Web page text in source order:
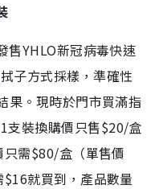
售YHLO新冠病毒快速
子方式採樣，準確性
果。現時於門市買滿指
支裝換購價只售$20/盒
只需$80/盒（單售價
就買到，產品數量